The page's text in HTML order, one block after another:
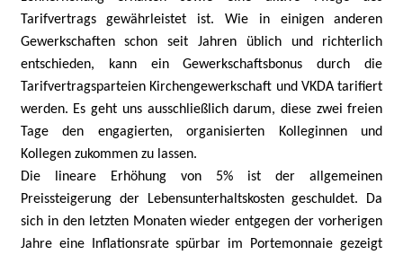
Tarifvertrags gewährleistet ist. Wie in einigen anderen
Gewerkschaften schon seit Jahren üblich und richterlich
entschieden, kann ein Gewerkschaftsbonus durch die
Tarifvertragsparteien Kirchengewerkschaft und VKDA tarifiert
werden. Es geht uns ausschließlich darum, diese zwei freien
Tage den engagierten, organisierten Kolleginnen und
Kollegen zukommen zu lassen.
Die lineare Erhöhung von 5% ist der allgemeinen
Preissteigerung der Lebensunterhaltskosten geschuldet. Da
sich in den letzten Monaten wieder entgegen der vorherigen
Jahre eine Inflationsrate spürbar im Portemonnaie gezeigt